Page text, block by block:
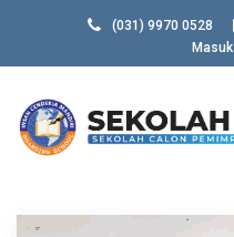
(031) 9970 0528
Masuk